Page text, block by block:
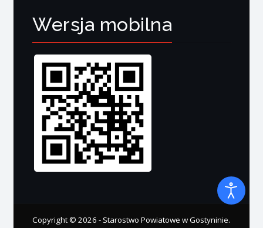
Wersja mobilna
Copyright © 2026 - Starostwo Powiatowe w Gostyninie.